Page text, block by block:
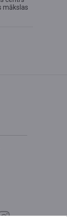
mākslas